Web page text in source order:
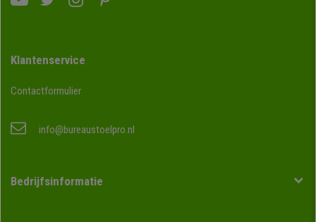
Klantenservice
Contactformulier
info@bureaustoelpro.nl
Bedrijfsinformatie